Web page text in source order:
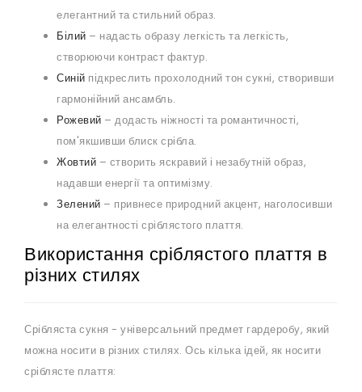
елегантний та стильний образ.
Білий – надасть образу легкість та легкість,
створюючи контраст фактур.
Синій підкреслить прохолодний тон сукні, створивши
гармонійний ансамбль.
Рожевий – додасть ніжності та романтичності,
пом'якшивши блиск срібла.
Жовтий – створить яскравий і незабутній образ,
надавши енергії та оптимізму.
Зелений – привнесе природний акцент, наголосивши
на елегантності сріблястого плаття.
Використання сріблястого плаття в
різних стилях
Срібляста сукня - універсальний предмет гардеробу, який
можна носити в різних стилях. Ось кілька ідей, як носити
сріблясте плаття: